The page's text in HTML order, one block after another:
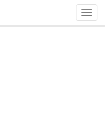
Toggle